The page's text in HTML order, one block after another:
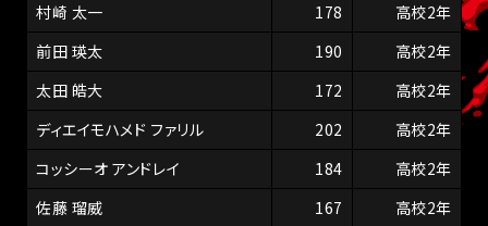
村崎 太一
178
高校2年
前田 瑛太
190
高校2年
太田 皓大
172
高校2年
ディエイモハメド ファリル
202
高校2年
コッシーオ アンドレイ
184
高校2年
佐藤 瑠威
167
高校2年